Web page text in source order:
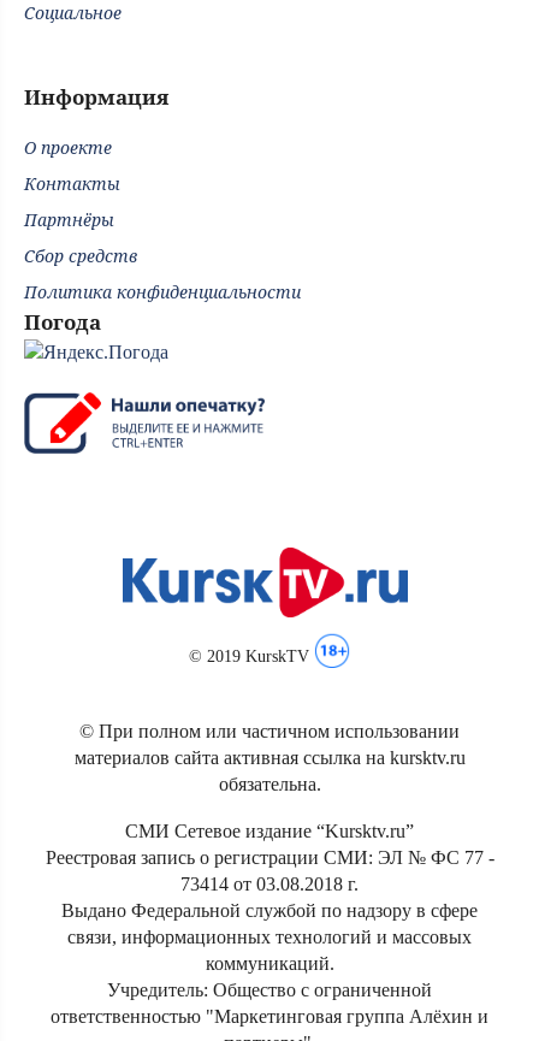
Социальное
Информация
О проекте
Контакты
Партнёры
Сбор средств
Политика конфиденциальности
Погода
© 2019 KurskTV
© При полном или частичном использовании
материалов сайта активная ссылка на kursktv.ru
обязательна.
СМИ Сетевое издание “Kursktv.ru”
Реестровая запись о регистрации СМИ: ЭЛ № ФС 77 -
73414 от 03.08.2018 г.
Выдано Федеральной службой по надзору в сфере
связи, информационных технологий и массовых
коммуникаций.
Учредитель: Общество с ограниченной
ответственностью "Маркетинговая группа Алёхин и